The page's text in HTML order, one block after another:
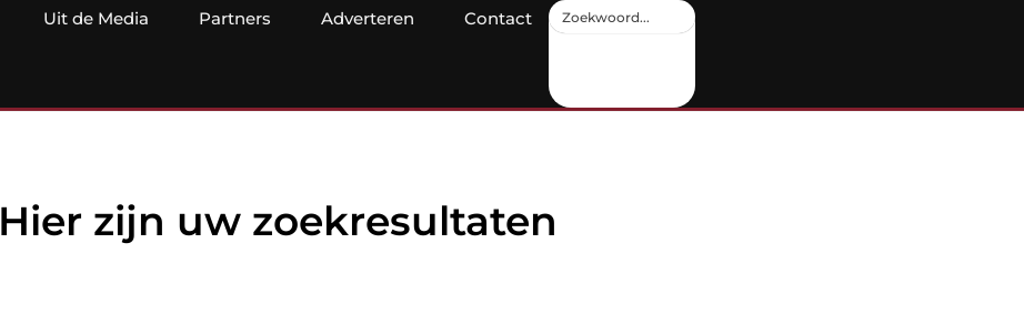
Uit de Media Partners Adverteren Contact
Hier zijn uw zoekresultaten